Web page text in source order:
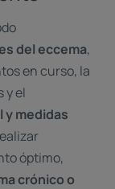
del eccema,
en curso, la
y el
y medidas
óptimo,
crónico o